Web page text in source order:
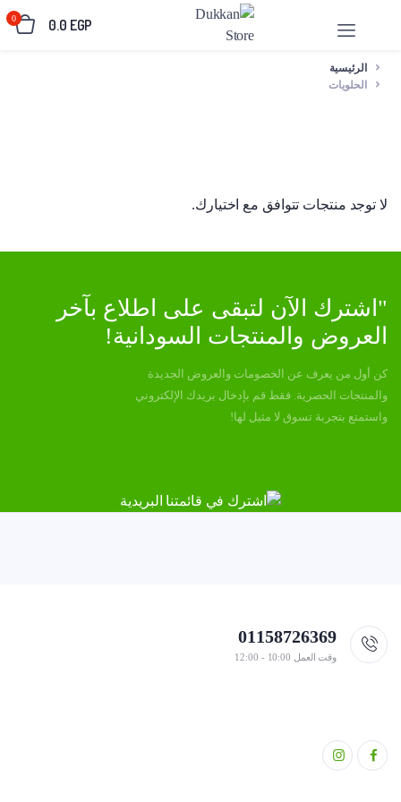
0.0 EGP
0
الرئيسية
الحلويات
لا توجد منتجات تتوافق مع اختيارك.
"اشترك الآن لتبقى على اطلاع بآخر
العروض والمنتجات السودانية!
كن أول من يعرف عن الخصومات والعروض الجديدة
والمنتجات الحصرية. فقط قم بإدخال بريدك الإلكتروني
واستمتع بتجربة تسوق لا مثيل لها!
01158726369
وقت العمل 10:00 - 12:00